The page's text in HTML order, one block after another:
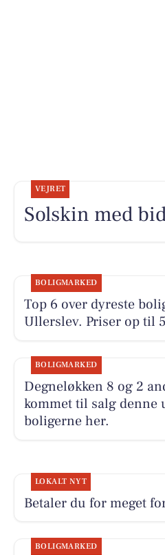
VEJRET
Solskin med
BOLIGMARKED
Top 6 over dyreste
Ullerslev. Priser op til
BOLIGMARKED
Degneløkken 8 og 2
kommet til salg denne
boligerne her.
LOKALT NYT
Betaler du for meget
BOLIGMARKED